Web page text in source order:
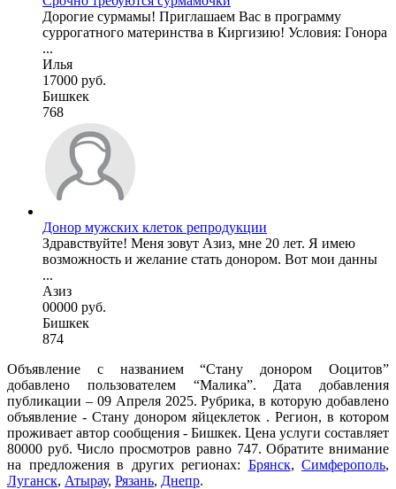
Дорогие сурмамы! Приглашаем Вас в программу
суррогатного материнства в Киргизию! Условия: Гонора
...
Илья
17000 руб.
Бишкек
768
Донор мужских клеток репродукции
Здравствуйте! Меня зовут Азиз, мне 20 лет. Я имею
возможность и желание стать донором. Вот мои данны
...
Азиз
00000 руб.
Бишкек
874
Объявление с названием “Стану донором Ооцитов”
добавлено пользователем “Малика”. Дата добавления
публикации – 09 Апреля 2025. Рубрика, в которую добавлено
объявление - Стану донором яйцеклеток . Регион, в котором
проживает автор сообщения - Бишкек. Цена услуги составляет
80000 руб. Число просмотров равно 747. Обратите внимание
на предложения в других регионах: Брянск, Симферополь,
Луганск, Атырау, Рязань, Днепр.